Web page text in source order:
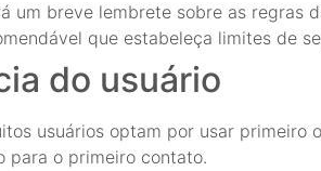
um breve lembrete sobre as regras
que estabeleça limites de
do usuário
usuários optam por usar primeiro
para o primeiro contato.